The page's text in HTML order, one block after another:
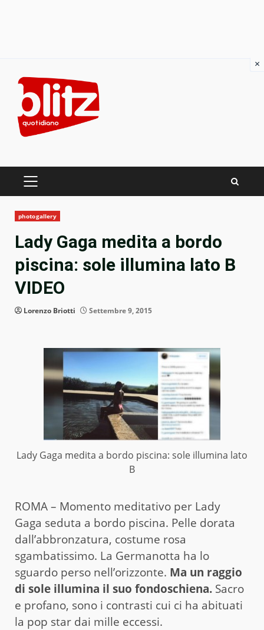
content
PRIMARY
photogallery
Lady Gaga medita a bordo
piscina: sole illumina lato B
VIDEO
Lorenzo Briotti Settembre 9, 2015
Lady Gaga medita a bordo piscina: sole illumina lato
B
ROMA – Momento meditativo per Lady
Gaga seduta a bordo piscina. Pelle dorata
dall’abbronzatura, costume rosa
sgambatissimo. La Germanotta ha lo
sguardo perso nell’orizzonte. Ma un raggio
di sole illumina il suo fondoschiena. Sacro
e profano, sono i contrasti cui ci ha abituati
la pop star dai mille eccessi.
×